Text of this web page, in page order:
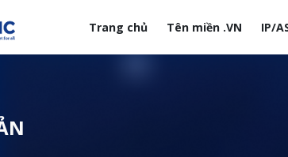
Trang chủ Tên miền .VN IP/
của website